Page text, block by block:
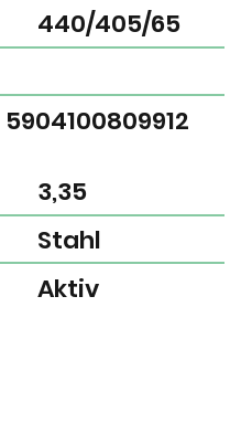
5904100809912
440/405/65
3,35
Stahl
Aktiv